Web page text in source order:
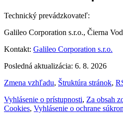
Technický prevádzkovateľ:
Galileo Corporation s.r.o., Čierna
Kontakt: Galileo Corporation s.r.o.
Posledná aktualizácia: 6. 8. 2026
Zmena vzhľadu, Štruktúra stránok,
Vyhlásenie o prístupnosti, Za obsah
Cookies, Vyhlásenie o ochrane